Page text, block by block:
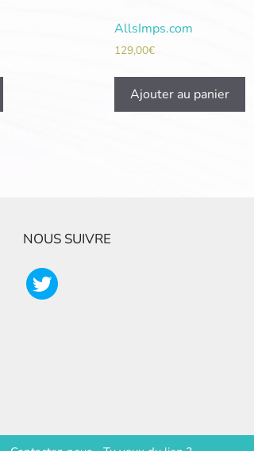
AllsImps.com
129,00€
Ajouter au panier
NOUS SUIVRE